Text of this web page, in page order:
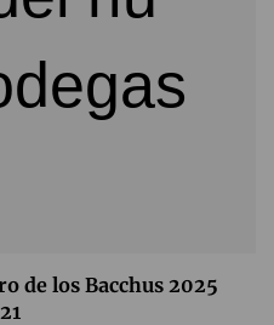
de los Bacchus 2025